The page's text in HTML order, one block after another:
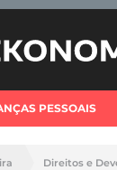
PESSOAIS
Direitos e